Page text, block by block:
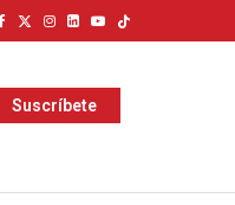
Suscríbete